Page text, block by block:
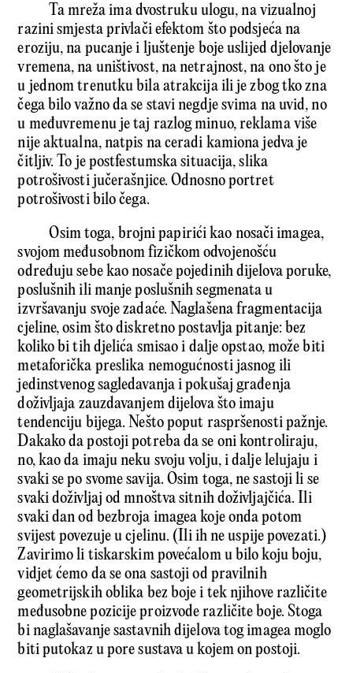
Ta mreža ima dvostruku ulogu, na vizualnoj
razini smjesta privlači efektom što podsjeća na
eroziju, na pucanje i ljuštenje boje uslijed djelovanje
vremena, na uništivost, na netrajnost, na ono što je
u jednom trenutku bila atrakcija ili je zbog tko zna
čega bilo važno da se stavi negdje svima na uvid, no
u međuvremenu je taj razlog minuo, reklama više
nije aktualna, natpis na ceradi kamiona jedva je
čitljiv. To je postfestumska situacija, slika
potrošivosti jučerašnjice. Odnosno portret
potrošivosti bilo čega.
Osim toga, brojni papirići kao nosači imagea,
svojom međusobnom fizičkom odvojenošću
određuju sebe kao nosače pojedinih dijelova poruke,
poslušnih ili manje poslušnih segmenata u
izvršavanju svoje zadaće. Naglašena fragmentacija
cjeline, osim što diskretno postavlja pitanje: bez
koliko bi tih djelića smisao i dalje opstao, može biti
metaforička preslika nemogućnosti jasnog ili
jedinstvenog sagledavanja i pokušaj građenja
doživljaja zauzdavanjem dijelova što imaju
tendenciju bijega. Nešto poput raspršenosti pažnje.
Dakako da postoji potreba da se oni kontroliraju,
no, kao da imaju neku svoju volju, i dalje lelujaju i
svaki se po svome savija. Osim toga, ne sastoji li se
svaki doživljaj od mnoštva sitnih doživljajčića. Ili
svaki dan od bezbroja imagea koje onda potom
svijest povezuje u cjelinu. (Ili ih ne uspije povezati.)
Zavirimo li tiskarskim povećalom u bilo koju boju,
vidjet ćemo da se ona sastoji od pravilnih
geometrijskih oblika bez boje i tek njihove različite
međusobne pozicije proizvode različite boje. Stoga
bi naglašavanje sastavnih dijelova tog imagea moglo
biti putokaz u pore sustava u kojem on postoji.